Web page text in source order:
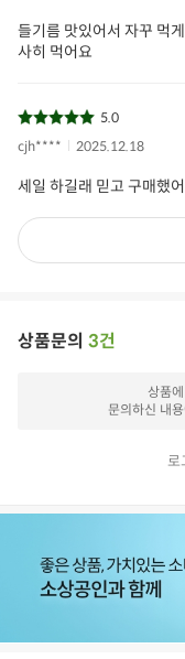
들기름 맛있어서 자꾸 먹
사히 먹어요
5.0
cjh****
2025.12.18
세일 하길래 믿고 구매했
상품문의 3건
상품
문의하신 내
로